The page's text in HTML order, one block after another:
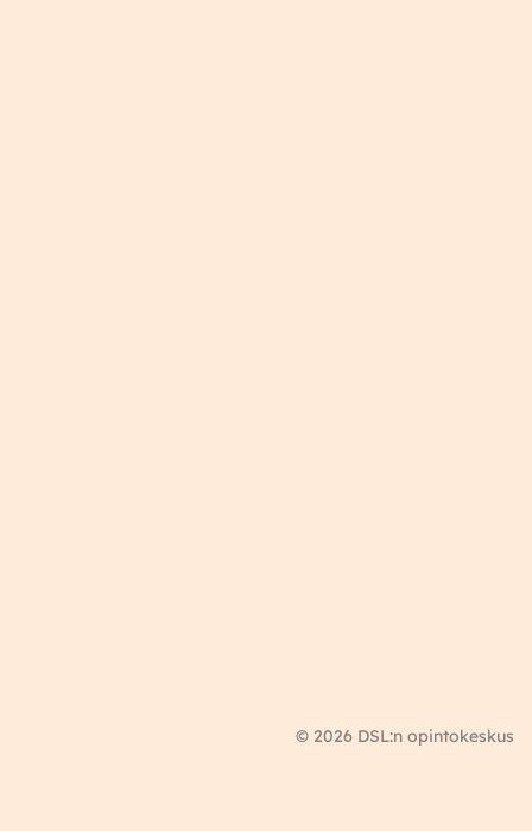
© 2026 DSL:n opintokeskus